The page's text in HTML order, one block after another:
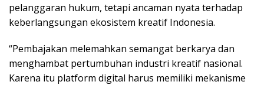
pelanggaran hukum, tetapi ancaman nyata terhadap
keberlangsungan ekosistem kreatif Indonesia.
“Pembajakan melemahkan semangat berkarya dan
menghambat pertumbuhan industri kreatif nasional.
Karena itu platform digital harus memiliki mekanisme